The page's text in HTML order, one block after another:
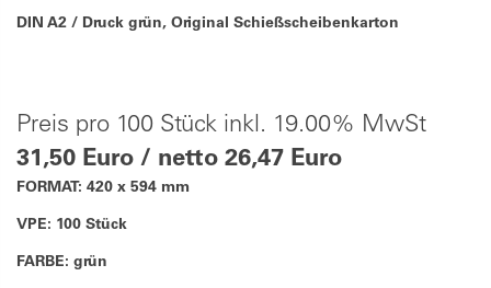
DIN A2 / Druck grün, Original Schießscheibenkarton
Preis pro 100 Stück inkl. 19.00% MwSt
31,50 Euro / netto 26,47 Euro
FORMAT: 420 x 594 mm
VPE: 100 Stück
FARBE: grün